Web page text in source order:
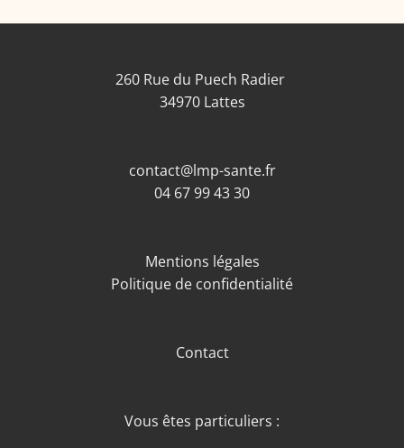
260 Rue du Puech Radier
34970 Lattes
contact@lmp-sante.fr
04 67 99 43 30
Mentions légales
Politique de confidentialité
Contact
Vous êtes particuliers :